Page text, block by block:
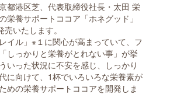
都港区芝、代表取締役社長・太田 栄
栄養サポートココア「ホネグッド」
いたします。
イル」※１に関心が高まっていて、フ
しっかりと栄養がとれない事」が挙
いった状況に不安を感じ、しっかり
に向けて、1杯でいろいろな栄養素が
めの栄養サポートココアを開発しま